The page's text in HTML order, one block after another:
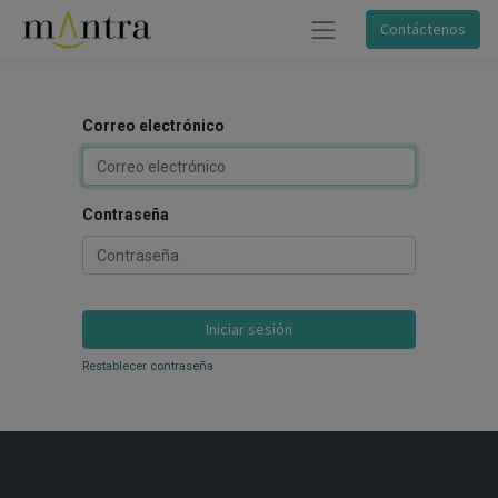
Contáctenos
Correo electrónico
Contraseña
Iniciar sesión
Restablecer contraseña